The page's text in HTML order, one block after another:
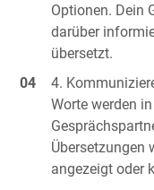
Optionen. Dein
darüber
übersetzt.
Worte werden
Übersetzungen
angezeigt oder